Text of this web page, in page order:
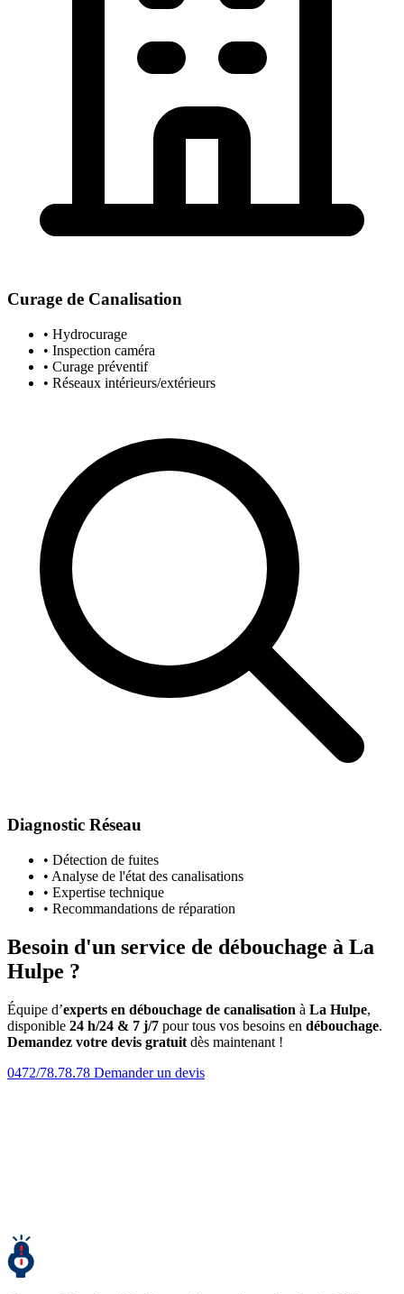
Curage de Canalisation
• Hydrocurage
• Inspection caméra
• Curage préventif
• Réseaux intérieurs/extérieurs
Diagnostic Réseau
• Détection de fuites
• Analyse de l'état des canalisations
• Expertise technique
• Recommandations de réparation
Besoin d'un service de débouchage à La
Hulpe ?
Équipe d’experts en débouchage de canalisation à La Hulpe,
disponible 24 h/24 & 7 j/7 pour tous vos besoins en débouchage.
Demandez votre devis gratuit dès maintenant !
0472/78.78.78 Demander un devis